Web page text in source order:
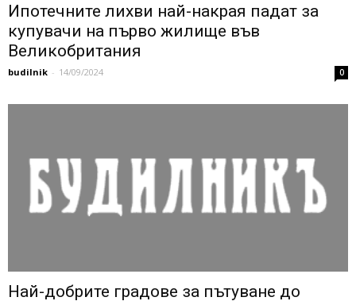
Ипотечните лихви най-накрая падат за
купувачи на първо жилище във
Великобритания
budilnik - 14/09/2024 0
Най-добрите градове за пътуване до